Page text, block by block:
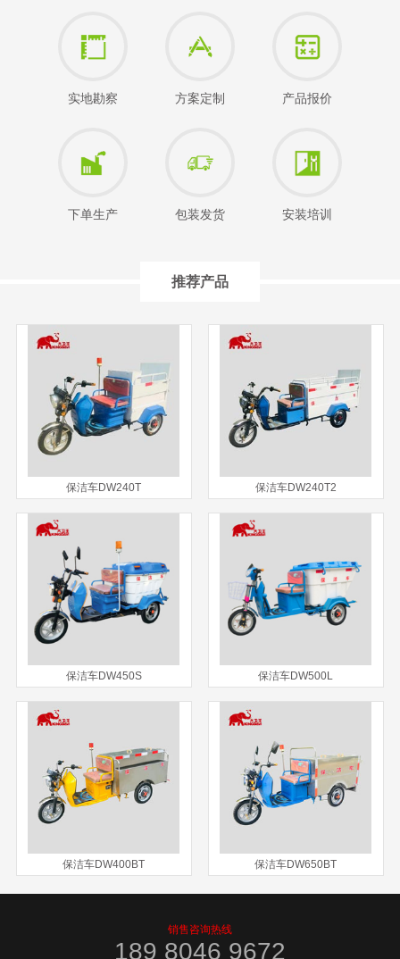
实地勘察 方案定制 产品报价
下单生产 包装发货 安装培训
推荐产品
保洁车DW240T 保洁车DW240T2
保洁车DW450S 保洁车DW500L
保洁车DW400BT 保洁车DW650BT
销售咨询热线
189 8046 9672